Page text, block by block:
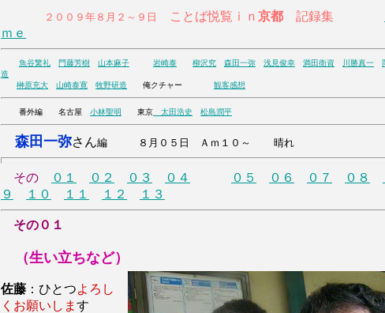
２００９年８月２～９日 ことば悦覧ｉｎ 京都 記録集
ｍｅ
魚谷繁礼 門藤芳樹 山本麻子 岩崎泰 柳沢究 森田一弥 浅見俊幸 満田衛資 川勝真一
造
榊原充大
山崎泰寛 牧野研造 俺クチャー 観客感想
番外編 名古屋 小林聖明 東京 太田浩史 松島潤平
森田一弥さん編 ８月０５日 Ａｍ１０～ 晴れ
その ０１ ０２ ０３ ０４ ０５ ０６ ０７ ０８
９
１０ １１ １２ １３
その０１
（生い立ちなど）
佐藤 ：ひとつよろし
くお願いしま す